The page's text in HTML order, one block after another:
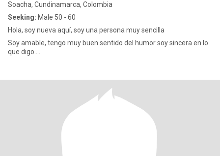
Soacha, Cundinamarca, Colombia
Seeking: Male 50 - 60
Hola, soy nueva aquí, soy una persona muy sencilla
Soy amable, tengo muy buen sentido del humor soy sincera en lo
que digo....